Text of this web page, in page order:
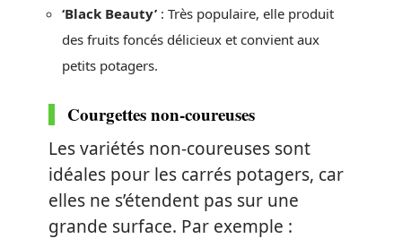
‘Black Beauty’ : Très populaire, elle produit
des fruits foncés délicieux et convient aux
petits potagers.
Courgettes non-coureuses
Les variétés non-coureuses sont
idéales pour les carrés potagers, car
elles ne s’étendent pas sur une
grande surface. Par exemple :